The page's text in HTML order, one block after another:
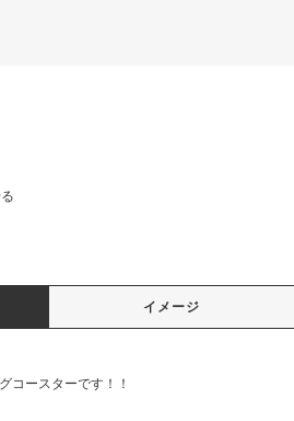
イメージ
コースターです！！